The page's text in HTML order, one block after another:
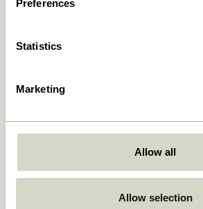
Preferences
Statistics
Marketing
Allow all
Allow selection
Cover Lampe murale Noir
Ajouter au panier
Arte
859,00
Ajouter